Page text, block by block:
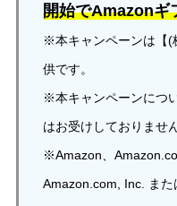
開始でAmazonギ
※本キャンペーンは【(
供です。
※本キャンペーンにつ
はお受けしておりません
※Amazon、
Amazon.com, Inc. ま